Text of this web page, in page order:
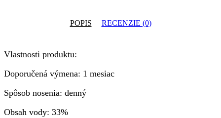
POPIS RECENZIE (0)
Vlastnosti produktu:
Doporučená výmena: 1 mesiac
Spôsob nosenia: denný
Obsah vody: 33%